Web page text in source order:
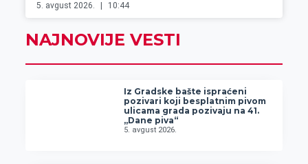
5. avgust 2026. 10:44
NAJNOVIJE VESTI
Iz Gradske bašte ispraćeni
pozivari koji besplatnim pivom
ulicama grada pozivaju na 41.
„Dane piva“
5. avgust 2026.